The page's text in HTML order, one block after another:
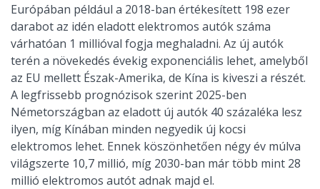
Európában például a 2018-ban értékesített 198 ezer
darabot az idén eladott elektromos autók száma
várhatóan 1 millióval fogja meghaladni. Az új autók
terén a növekedés évekig exponenciális lehet, amelyből
az EU mellett Észak-Amerika, de Kína is kiveszi a részét.
A legfrissebb prognózisok szerint 2025-ben
Németországban az eladott új autók 40 százaléka lesz
ilyen, míg Kínában minden negyedik új kocsi
elektromos lehet. Ennek köszönhetően négy év múlva
világszerte 10,7 millió, míg 2030-ban már több mint 28
millió elektromos autót adnak majd el.